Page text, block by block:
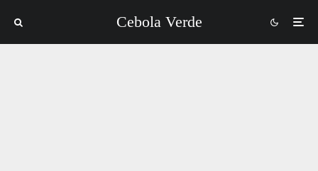
Cebola Verde